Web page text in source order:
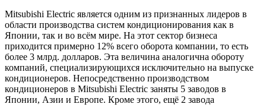
Mitsubishi Electric является одним из признанных лидеров в
области производства систем кондиционирования как в
Японии, так и во всём мире. На этот сектор бизнеса
приходится примерно 12% всего оборота компании, то есть
более 3 млрд. долларов. Эта величина аналогична обороту
компаний, специализирующихся исключительно на выпуске
кондиционеров. Непосредственно производством
кондиционеров в Mitsubishi Electric заняты 5 заводов в
Японии, Азии и Европе. Кроме этого, ещё 2 завода